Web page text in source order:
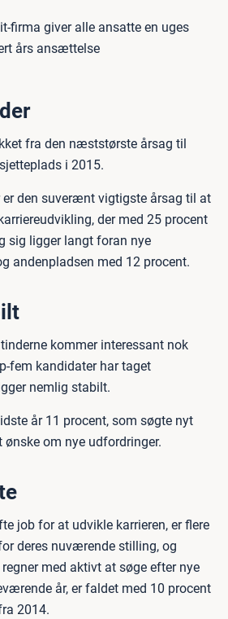
firma giver alle ansatte en uges
års ansættelse
fra den næststørste årsag til
i 2015.
er den suverænt vigtigste årsag til at
der med 25 procent
sig ligger langt foran nye
andenpladsen med 12 procent.
kommer interessant nok
fem kandidater har taget
nemlig stabilt.
år 11 procent, som søgte nyt
ønske om nye udfordringer.
job for at udvikle karrieren, er flere
deres nuværende stilling, og
med aktivt at søge efter nye
år, er faldet med 10 procent
2014.